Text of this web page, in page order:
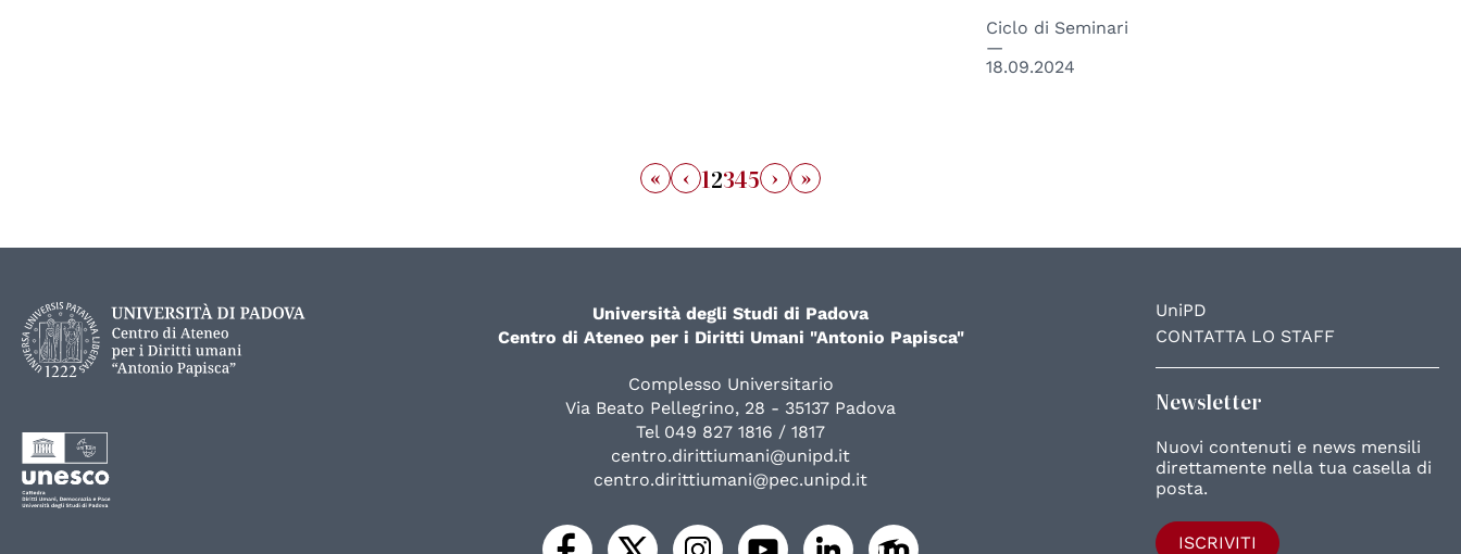
Ciclo di Seminari
18.09.2024
« ‹ 12345 › »
UniPD
CONTATTA LO STAFF
Newsletter
Nuovi contenuti e news mensili
direttamente nella tua casella di
posta.
ISCRIVITI
Università degli Studi di Padova
Centro di Ateneo per i Diritti Umani "Antonio Papisca"
Complesso Universitario
Via Beato Pellegrino, 28 - 35137 Padova
Tel 049 827 1816 / 1817
centro.dirittiumani@unipd.it
centro.dirittiumani@pec.unipd.it